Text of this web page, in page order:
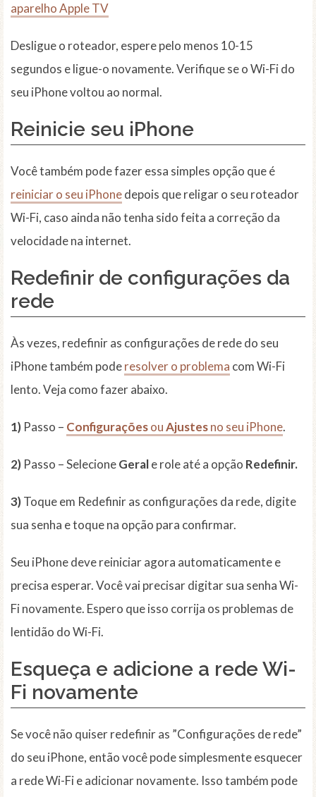
aparelho Apple TV
Desligue o roteador, espere pelo menos 10-15
segundos e ligue-o novamente. Verifique se o Wi-Fi do
seu iPhone voltou ao normal.
Reinicie seu iPhone
Você também pode fazer essa simples opção que é
reiniciar o seu iPhonedepois que religar o seu roteador
Wi-Fi, caso ainda não tenha sido feita a correção da
velocidade na internet.
Redefinir de configurações da
rede
Às vezes, redefinir as configurações de rede do seu
iPhone também poderesolver o problema com Wi-Fi
lento. Veja como fazer abaixo.
1) Passo – ConfiguraçõesouAjustesno seu iPhone.
2) Passo – SelecioneGerale role até a opção Redefinir.
3)Toque em Redefinir as configurações da rede, digite
sua senha e toque na opção para confirmar.
Seu iPhone deve reiniciar agora automaticamente e
precisa esperar. Você vai precisar digitar sua senha Wi-
Fi novamente. Espero que isso corrija os problemas de
lentidão do Wi-Fi.
Esqueça e adicione a rede Wi-
Fi novamente
Se você não quiser redefinir as ”Configurações de rede”
do seu iPhone, então você pode simplesmente esquecer
a rede Wi-Fi e adicionar novamente. Isso também pode